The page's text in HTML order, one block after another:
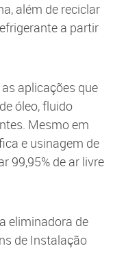
além de reciclar
a partir
aplicações que
óleo, fluido
Mesmo em
e usinagem de
99,95% de ar livre
eliminadora de
de Instalação